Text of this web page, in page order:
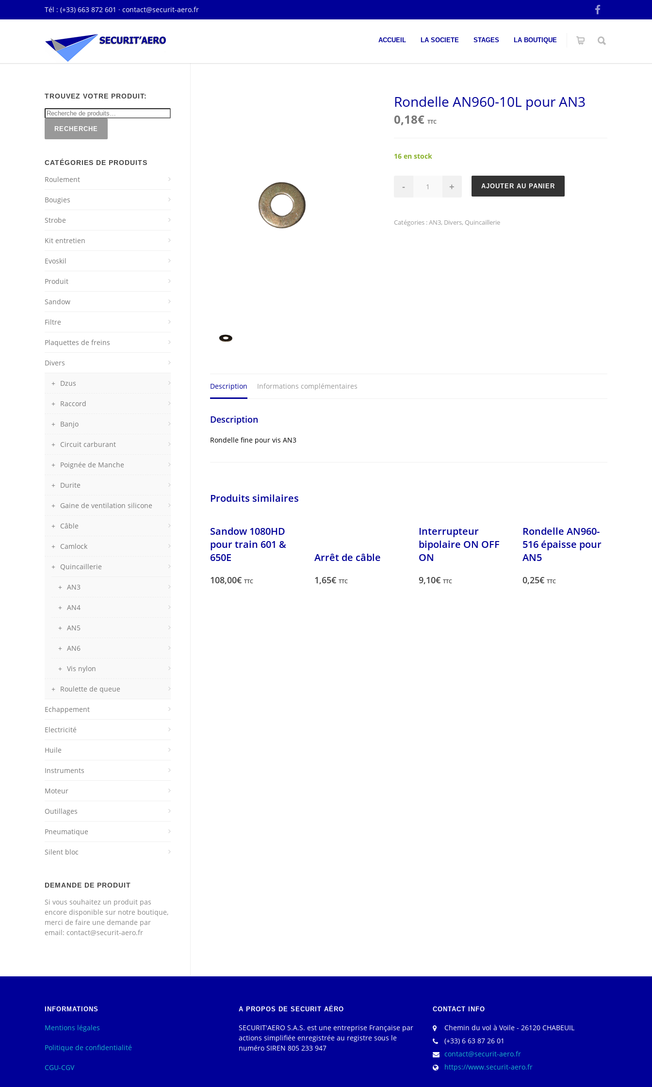
Tél : (+33) 663 872 601 · contact@securit-aero.fr
ACCUEIL LA SOCIETE STAGES LA BOUTIQUE
Rondelle AN960-10L pour AN3
0,18€ TTC
16 en stock
10L
- + AJOUTER AU PANIER
Catégories :AN3, Divers, Quincaillerie
Description Informations complémentaires
Description
Rondelle fine pour vis AN3
Produits similaires
Sandow 1080HD
pour train 601 &
650E
108,00€ TTC
Arrêt de câble
1,65€ TTC
Interrupteur
bipolaire ON OFF
ON
9,10€ TTC
Rondelle AN960-
516 épaisse pour
AN5
0,25€ TTC
TROUVEZ VOTRE PRODUIT:
RECHERCHE
CATÉGORIES DE PRODUITS
Roulement
Bougies
Strobe
Kit entretien
Evoskil
Produit
Sandow
Filtre
Plaquettes de freins
Divers
Dzus
Raccord
Banjo
Circuit carburant
Poignée de Manche
Durite
Gaine de ventilation silicone
Câble
Camlock
Quincaillerie
AN3
AN4
AN5
AN6
Vis nylon
Roulette de queue
Echappement
Electricité
Huile
Instruments
Moteur
Outillages
Pneumatique
Silent bloc
DEMANDE DE PRODUIT
Si vous souhaitez un produit pas
encore disponible sur notre boutique,
merci de faire une demande par
email: contact@securit-aero.fr
INFORMATIONS
Mentions légales
Politique de confidentialité
CGU-CGV
A PROPOS DE SECURIT AÉRO
SECURIT'AERO S.A.S. est une entreprise Française par
actions simplifiée enregistrée au registre sous le
numéro SIREN 805 233 947
CONTACT INFO
Chemin du vol à Voile - 26120 CHABEUIL
(+33) 6 63 87 26 01
contact@securit-aero.fr
https://www.securit-aero.fr